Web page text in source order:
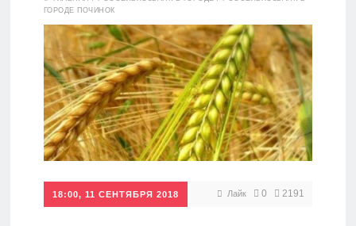
Дебетовые
карты
Кредитные
карты
Кредиты
ГОРОДЕ ПОЧИНОК
18:00, 11 СЕНТЯБРЯ 2018 Лайк 0 2191